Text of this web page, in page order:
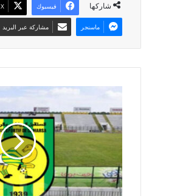
شاركها فيسبوك X
ماسنجر مشاركة عبر البريد